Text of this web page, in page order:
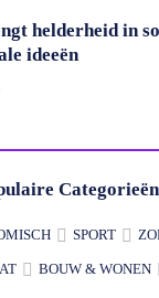
helderheid in
ideeën
Categorieën
SPORT
BOUW & WONEN